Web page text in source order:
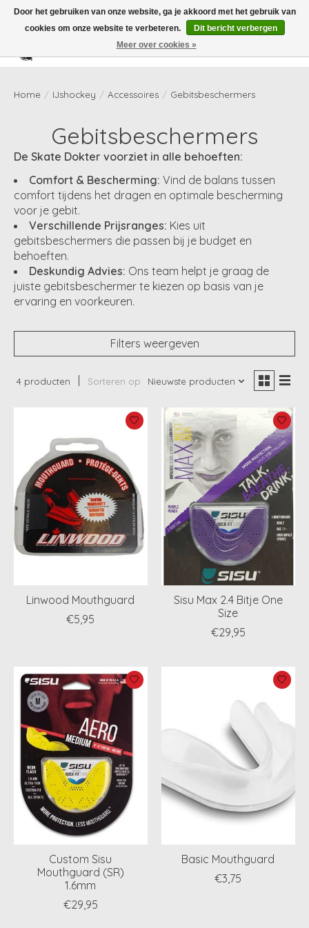
Verlanglijst
Home / IJshockey / Accessoires / Gebitsbeschermers
Gebitsbeschermers
De Skate Dokter voorziet in alle behoeften:
Comfort & Bescherming: Vind de balans tussen
comfort tijdens het dragen en optimale bescherming
voor je gebit.
Verschillende Prijsranges: Kies uit
gebitsbeschermers die passen bij je budget en
behoeften.
Deskundig Advies: Ons team helpt je graag de
juiste gebitsbeschermer te kiezen op basis van je
ervaring en voorkeuren.
Filters weergeven
4 producten Sorteren op Nieuwste producten
Linwood Mouthguard
€5,95
Sisu Max 2.4 Bitje One
Size
€29,95
Custom Sisu
Mouthguard (SR)
1.6mm
€29,95
Basic Mouthguard
€3,75
Door het gebruiken van onze website, ga je akkoord met het gebruik van
cookies om onze website te verbeteren.
Dit bericht verbergen
Meer over cookies »